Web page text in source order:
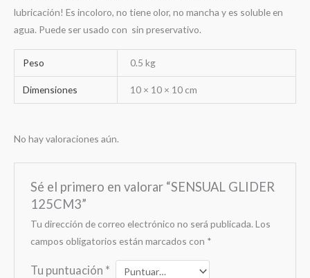
lubricación! Es incoloro, no tiene olor, no mancha y es soluble en
agua. Puede ser usado con sin preservativo.
Peso 0.5 kg
Dimensiones 10 × 10 × 10 cm
No hay valoraciones aún.
Sé el primero en valorar “SENSUAL GLIDER
125CM3”
Tu dirección de correo electrónico no será publicada. Los
campos obligatorios están marcados con *
Tu puntuación *